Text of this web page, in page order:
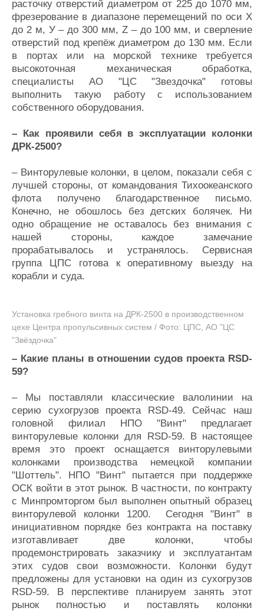
расточку отверстий диаметром от 225 до 1070 мм,
фрезерование в диапазоне перемещений по оси X
до 2 м, У – до 300 мм, Z – до 100 мм, и сверление
отверстий под крепёж диаметром до 130 мм. Если
в портах или на морской технике требуется
высокоточная механическая обработка,
специалисты АО "ЦС "Звездочка" готовы
выполнить такую работу с использованием
собственного оборудования.
– Как проявили себя в эксплуатации колонки
ДРК-2500?
– Винторулевые колонки, в целом, показали себя с
лучшей стороны, от командования Тихоокеанского
флота получено благодарственное письмо.
Конечно, не обошлось без детских болячек. Ни
одно обращение не оставалось без внимания с
нашей стороны, каждое замечание
прорабатывалось и устранялось. Сервисная
группа ЦПС готова к оперативному выезду на
корабли и суда.
Установка гребного винта на ДРК-2500 в производственном
цехе Центра пропульсивных систем / Фото: ЦПС, АО "ЦС
"Звёздочка"
– Какие планы в отношении судов проекта RSD-
59?
– Мы поставляли классические валолинии на
серию сухогрузов проекта RSD-49. Сейчас наш
головной филиал НПО "Винт" предлагает
винторулевые колонки для RSD-59. В настоящее
время это проект оснащается винторулевыми
колонками производства немецкой компании
"Шоттель". НПО "Винт" пытается при поддержке
ОСК войти в этот рынок. В частности, по контракту
с Минпромторгом был выполнен опытный образец
винторулевой колонки 1200. Сегодня "Винт" в
инициативном порядке без контракта на поставку
изготавливает две колонки, чтобы
продемонстрировать заказчику и эксплуатантам
этих судов свои возможности. Колонки будут
предложены для установки на один из сухогрузов
RSD-59. В перспективе планируем занять этот
рынок полностью и поставлять колонки